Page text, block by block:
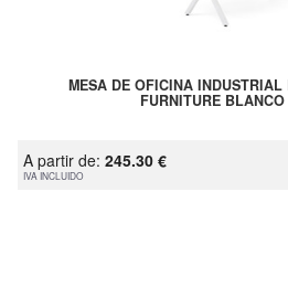
MESA DE OFICINA INDUSTRIAL
FURNITURE
A partir de: 245.30 €
IVA INCLUIDO